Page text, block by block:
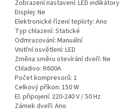
Zobrazení nastavení: LED indikátory
Displej: Ne
Elektronické řízení teploty: Ano
Typ chlazení: Statické
Odmrazování: Manuální
Vnitřní osvětlení: LED
Změna směru otevírání dveří: Ne
Chladivo: R600A
Počet kompresorů: 1
Celkový příkon: 150 W
El. připojení: 220-240 V / 50 Hz
Zámek dveří: Ano